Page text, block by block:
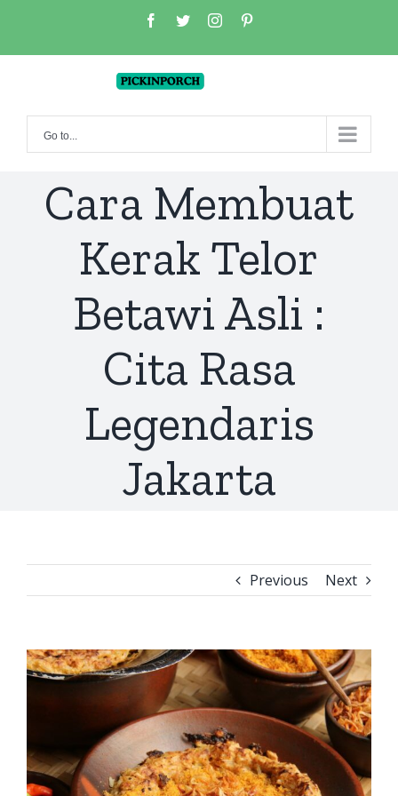
content
facebook
twitterinstagram
Go to...
Cara Membuat
Kerak Telor
Betawi Asli :
Cita Rasa
Legendaris
Jakarta
Previous Next
View
Larger